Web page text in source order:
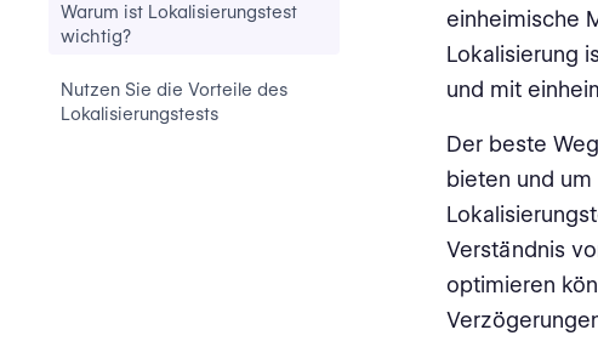
Warum ist Lokalisierungstest
wichtig?
Nutzen Sie die Vorteile des
Lokalisierungstests
einheimische
Lokalisierung
und mit
Der beste
bieten und
Verständnis
optimieren